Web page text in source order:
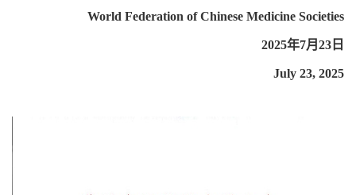
World Federation of Chinese Medicine Societies
2025年7月23日
July 23, 2025